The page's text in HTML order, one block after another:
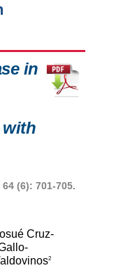
in
with
64 (6): 701-705.
Cruz-
2